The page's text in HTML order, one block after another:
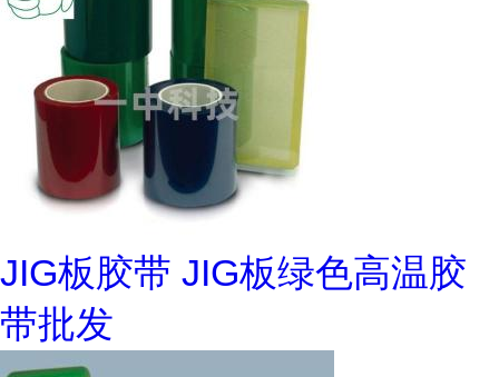
JIG板胶带 JIG板绿色高温胶
带批发